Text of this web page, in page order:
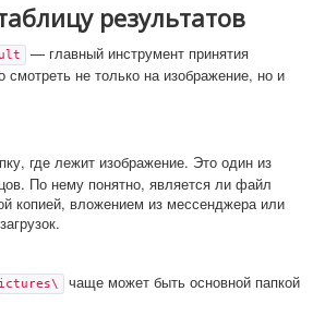
результатов
— главный инструмент принятия
не только на изображение, но и
где лежит изображение. Это один из
По нему понятно, является ли файл
копией, вложением из мессенджера или
чаще может быть основной папкой